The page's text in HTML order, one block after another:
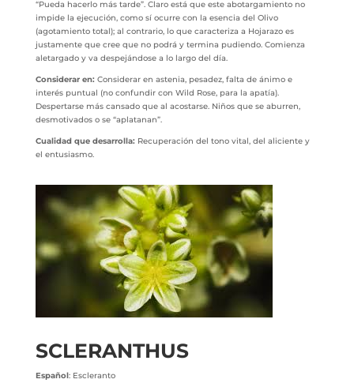
“Pueda hacerlo más tarde”. Claro está que este abotargamiento no
impide la ejecución, como sí ocurre con la esencia del Olivo
(agotamiento total); al contrario, lo que caracteriza a Hojarazo es
justamente que cree que no podrá y termina pudiendo. Comienza
aletargado y va despejándose a lo largo del día.
Considerar en:Considerar en astenia, pesadez, falta de ánimo e
interés puntual (no confundir con Wild Rose, para la apatía).
Despertarse más cansado que al acostarse. Niños que se aburren,
desmotivados o se “aplatanan”.
Cualidad que desarrolla:Recuperación del tono vital, del aliciente y
el entusiasmo.
SCLERANTHUS
Español: Escleranto